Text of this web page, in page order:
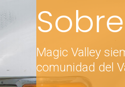
Magic Valley
comunidad del